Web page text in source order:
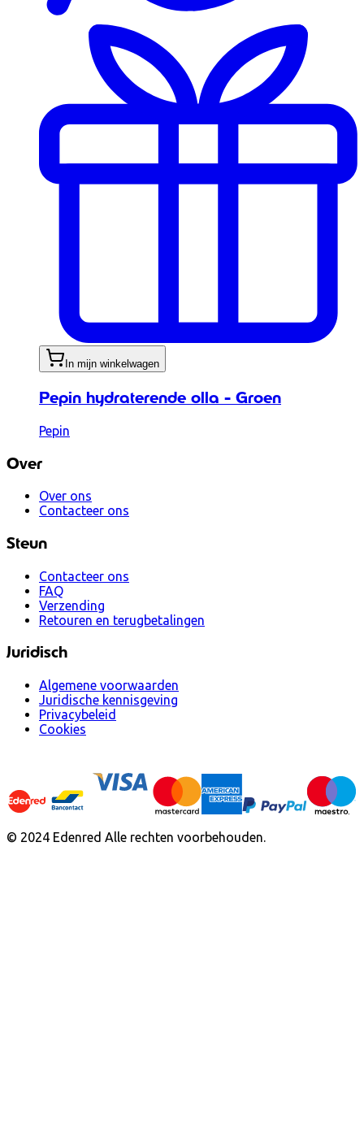
In mijn winkelwagen
Pepin hydraterende olla - Groen
Pepin
Over
Over ons
Contacteer ons
Steun
Contacteer ons
FAQ
Verzending
Retouren en terugbetalingen
Juridisch
Algemene voorwaarden
Juridische kennisgeving
Privacybeleid
Cookies
© 2024 Edenred Alle rechten voorbehouden.